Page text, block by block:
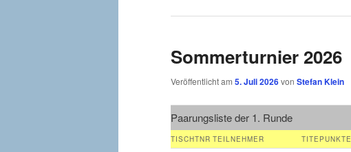
Sommerturnier 2026
Veröffentlicht am 5. Juli 2026von Stefan Klein
Paarungsliste der 1. Runde
TISCHTNR TEILNEHMER TITE PUNKTE